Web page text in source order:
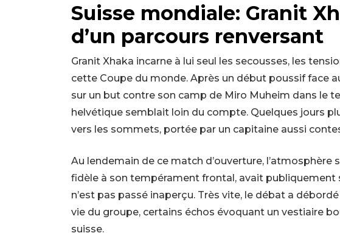
Suisse mondiale: Granit
d’un parcours renversant
Granit Xhaka incarne à lui seul les secousses, les
cette Coupe du monde. Après un début poussif face
sur un but contre son camp de Miro Muheim dans le
helvétique semblait loin du compte. Quelques jours
vers les sommets, portée par un capitaine aussi
Au lendemain de ce match d’ouverture, l’atmosphère
fidèle à son tempérament frontal, avait publiquement
n’est pas passé inaperçu. Très vite, le débat a
vie du groupe, certains échos évoquant un vestiaire
suisse.